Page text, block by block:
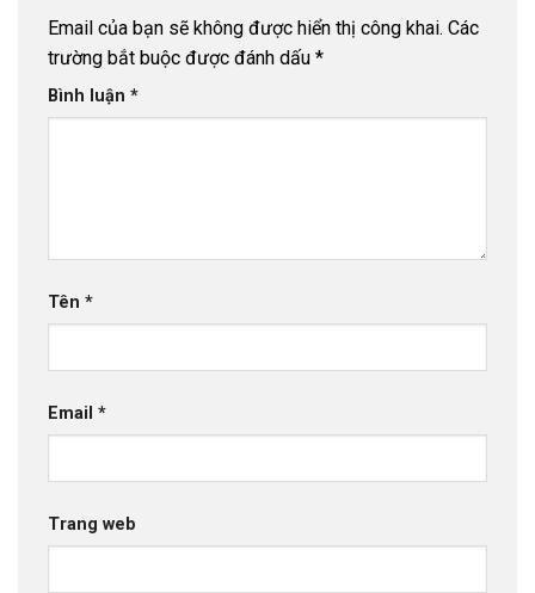
Email của bạn sẽ không được hiển thị công khai. Các
trường bắt buộc được đánh dấu *
Bình luận *
Tên *
Email *
Trang web